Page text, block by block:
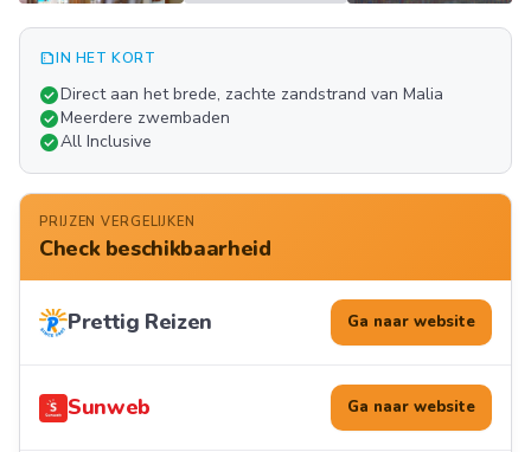
FOTO'S
summarizeIN HET KORT
check_circleDirect aan het brede, zachte zandstrand van Malia
check_circleMeerdere zwembaden
check_circleAll Inclusive
PRIJZEN VERGELIJKEN
Check beschikbaarheid
Prettig Reizen Ga naar website
Sunweb Ga naar website